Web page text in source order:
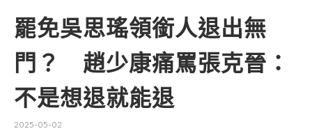
罷免吳思瑤領銜人退出無
門？ 趙少康痛罵張克晉：
不是想退就能退
2025-05-02